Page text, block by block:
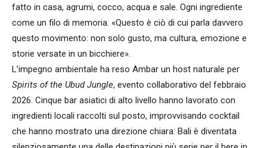
fatto in casa, agrumi, cocco, acqua e sale. Ogni ingrediente
come un filo di memoria. «Questo è ciò di cui parla davvero
questo movimento: non solo gusto, ma cultura, emozione e
storie versate in un bicchiere».
L’impegno ambientale ha reso Ambar un host naturale per
Spirits of the Ubud Jungle, evento collaborativo del febbraio
2026. Cinque bar asiatici di alto livello hanno lavorato con
ingredienti locali raccolti sul posto, improvvisando cocktail
che hanno mostrato una direzione chiara: Bali è diventata